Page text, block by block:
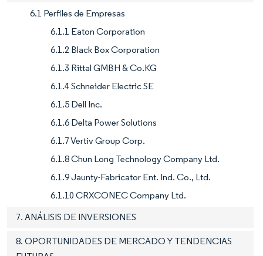
6.1 Perfiles de Empresas
6.1.1 Eaton Corporation
6.1.2 Black Box Corporation
6.1.3 Rittal GMBH & Co.KG
6.1.4 Schneider Electric SE
6.1.5 Dell Inc.
6.1.6 Delta Power Solutions
6.1.7 Vertiv Group Corp.
6.1.8 Chun Long Technology Company Ltd.
6.1.9 Jaunty-Fabricator Ent. Ind. Co., Ltd.
6.1.10 CRXCONEC Company Ltd.
7. ANÁLISIS DE INVERSIONES
8. OPORTUNIDADES DE MERCADO Y TENDENCIAS